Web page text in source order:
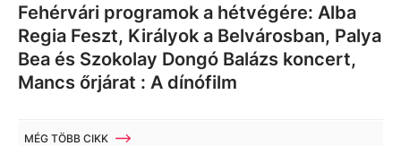
Fehérvári programok a hétvégére: Alba
Regia Feszt, Királyok a Belvárosban, Palya
Bea és Szokolay Dongó Balázs koncert,
Mancs őrjárat : A dínófilm
MÉG TÖBB CIKK